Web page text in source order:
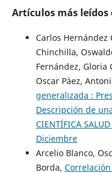
Artículos más
Carlos Hernández
Chinchilla,
Fernández, Gloria
Oscar Páez,
generalizada :
Descripción de
CIENTÍFICA
Diciembre
Arcelio Blanco,
Borda,